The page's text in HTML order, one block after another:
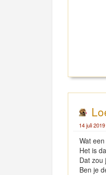
14 juli
Wat
Het is
Dat zou
Ben je